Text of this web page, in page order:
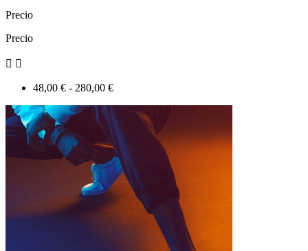
Precio
Precio
 
48,00 € - 280,00 €